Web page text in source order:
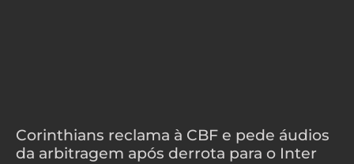
Corinthians reclama à CBF e pede áudios
da arbitragem após derrota para o Inter